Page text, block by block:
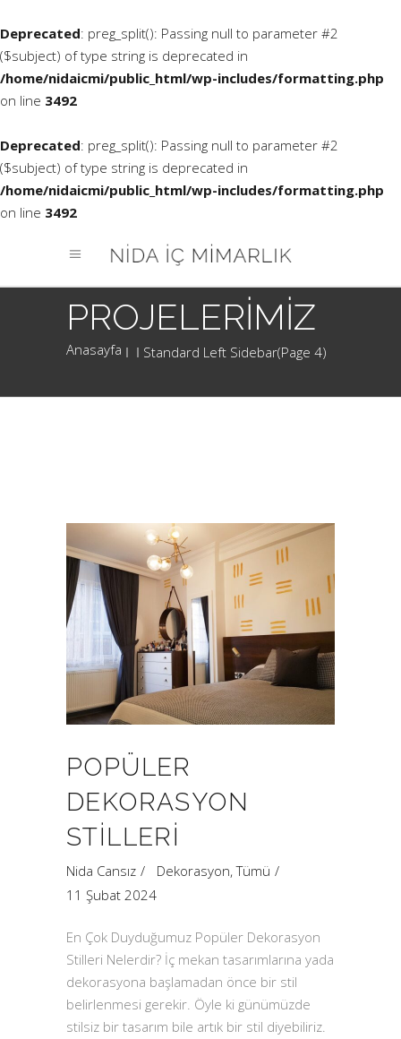
Deprecated: preg_split(): Passing null to parameter #2
($subject) of type string is deprecated in
/home/nidaicmi/public_html/wp-includes/formatting.php
on line 3492
Deprecated: preg_split(): Passing null to parameter #2
($subject) of type string is deprecated in
/home/nidaicmi/public_html/wp-includes/formatting.php
on line 3492
Standard Left Sidebar(Page 4)
POPÜLER
DEKORASYON
STILLERI
Nida Cansız Dekorasyon,Tümü
11 Şubat 2024
En Çok Duyduğumuz Popüler Dekorasyon
Stilleri Nelerdir? İç mekan tasarımlarına yada
dekorasyona başlamadan önce bir stil
belirlenmesi gerekir. Öyle ki günümüzde
stilsiz bir tasarım bile artık bir stil diyebiliriz.